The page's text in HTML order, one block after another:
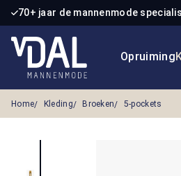
de hoofdinhoud
Ga naar de zoekopdracht
Ga naar de hoofdnavigatie
70+ jaar de mannenmode
Opruiming
Home Kleding Broeken 5-pockets